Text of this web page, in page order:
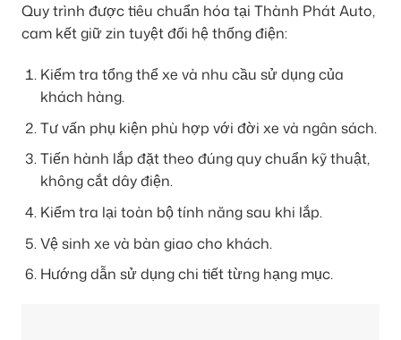
Quy trình được tiêu chuẩn hóa tại Thành Phát Auto,
cam kết giữ zin tuyệt đối hệ thống điện:
Kiểm tra tổng thể xe và nhu cầu sử dụng của
khách hàng.
Tư vấn phụ kiện phù hợp với đời xe và ngân sách.
Tiến hành lắp đặt theo đúng quy chuẩn kỹ thuật,
không cắt dây điện.
Kiểm tra lại toàn bộ tính năng sau khi lắp.
Vệ sinh xe và bàn giao cho khách.
Hướng dẫn sử dụng chi tiết từng hạng mục.